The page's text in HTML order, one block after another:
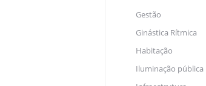
Gestão
Ginástica Rítmica
Habitação
Iluminação pública